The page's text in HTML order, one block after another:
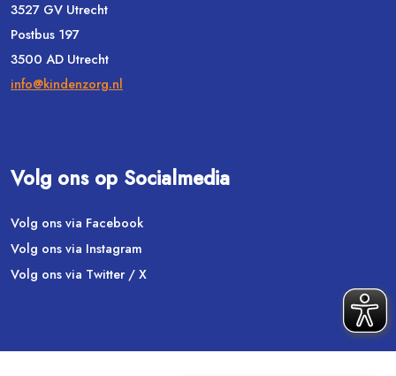
3527 GV Utrecht
Postbus 197
3500 AD Utrecht
info@kindenzorg.nl
Volg ons op Socialmedia
Volg ons via Facebook
Volg ons via Instagram
Volg ons via Twitter / X